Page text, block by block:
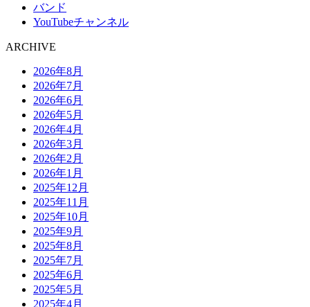
バンド
YouTubeチャンネル
ARCHIVE
2026年8月
2026年7月
2026年6月
2026年5月
2026年4月
2026年3月
2026年2月
2026年1月
2025年12月
2025年11月
2025年10月
2025年9月
2025年8月
2025年7月
2025年6月
2025年5月
2025年4月